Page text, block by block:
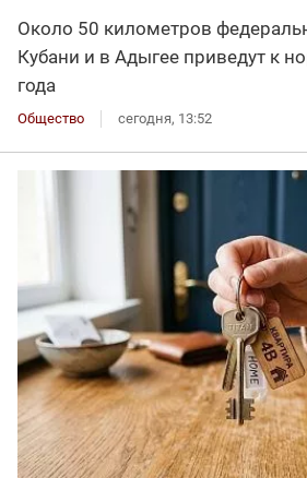
Около 50 километров
Кубани и в Адыгее приведут к
года
Общество сегодня, 13:52